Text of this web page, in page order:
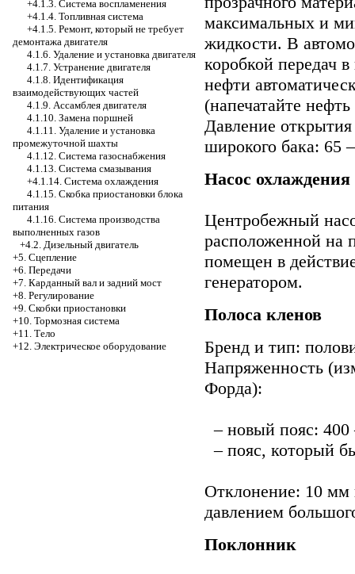
+4.1.3. Система воспламенения
+4.1.4. Топливная система
+4.1.5. Ремонт, который не требует
демонтажа двигателя
4.1.6. Удаление и установка двигателя
4.1.7. Устранение двигателя
4.1.8. Идентификация
взаимодействующих частей
4.1.9. Ассамблея двигателя
4.1.10. Замена поршней
4.1.11. Удаление и установка
промежуточной шахты
4.1.12. Система газоснабжения
4.1.13. Система смазывания
+4.1.14. Система охлаждения
4.1.15. Скобка приостановки блока
питания
4.1.16. Система производства
выполненных газов
+4.2. Дизельный двигатель
+5. Сцепление
+6. Передачи
+7. Карданный вал и задний мост
+8. Регулирование
+9. Скобки приостановки
+10. Тормозная система
+11. Тело
+12. Электрическое оборудование
максимальных и
жидкости. В
коробкой передач
нефти
(напечатайте
Давление
широкого бака: 65
Насос
Центробежный
расположенной на
помещен в
генератором.
Полоса кленов
Бренд и тип:
Напряженность
Форда):
– новый пояс:
– пояс, который
Отклонение: 10 мм
давлением
Поклонник